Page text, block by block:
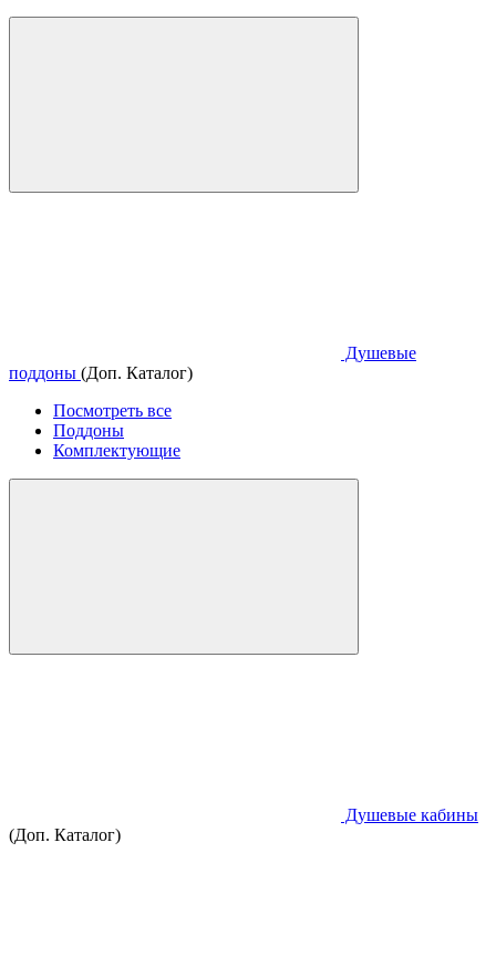
Душевые
поддоны (Доп. Каталог)
Посмотреть все
Поддоны
Комплектующие
Душевые кабины
(Доп. Каталог)